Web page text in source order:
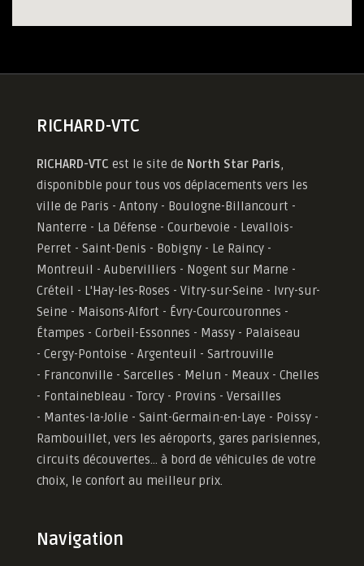
RICHARD-VTC
RICHARD-VTC est le site de North Star Paris,
disponibble pour tous vos déplacements vers les
ville de Paris - Antony - Boulogne-Billancourt -
Nanterre - La Défense - Courbevoie - Levallois-
Perret - Saint-Denis - Bobigny - Le Raincy -
Montreuil - Aubervilliers - Nogent sur Marne -
Créteil - L'Hay-les-Roses - Vitry-sur-Seine - Ivry-sur-
Seine - Maisons-Alfort - Évry-Courcouronnes -
Étampes - Corbeil-Essonnes - Massy - Palaiseau
- Cergy-Pontoise - Argenteuil - Sartrouville
- Franconville - Sarcelles - Melun - Meaux - Chelles
- Fontainebleau - Torcy - Provins - Versailles
- Mantes-la-Jolie - Saint-Germain-en-Laye - Poissy -
Rambouillet, vers les aéroports, gares parisiennes,
circuits découvertes... à bord de véhicules de votre
choix, le confort au meilleur prix.
Navigation